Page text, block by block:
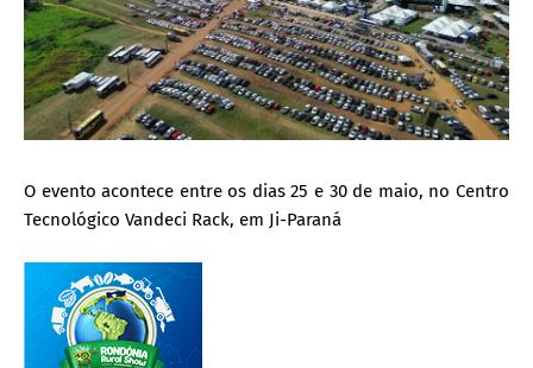
O evento acontece entre os dias 25 e 30 de maio, no Centro
Tecnológico Vandeci Rack, em Ji-Paraná